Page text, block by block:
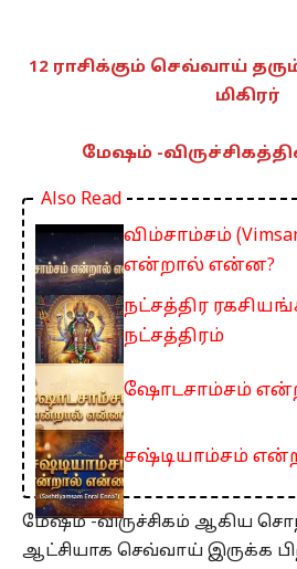
12 ராசிக்கும் செவ்வாய்
மிகிரர்
மேஷம் -
Also Read
விம்சாம்சம்
என்றால் என்ன?
நட்சத்திர
நட்சத்திரம்
ஷோடசாம்சம்
சஷ்டியாம்சம்
மேஷம் -விருச்சிகம் ஆகிய
ஆட்சியாக செவ்வாய் இருக்க